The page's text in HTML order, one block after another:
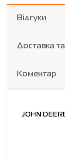
Відгуки
Доставка
Коментар
JOHN